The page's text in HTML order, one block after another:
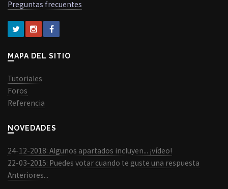
Preguntas frecuentes
MAPA DEL SITIO
Tutoriales
Foros
Referencia
NOVEDADES
24-12-2018: Algunos apartados incluyen... ¡vídeo!
22-03-2015: Puedes votar cuando te guste una respuesta
Anteriores...